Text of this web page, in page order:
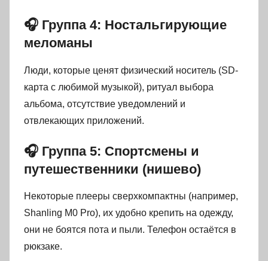
🎧 Группа 4: Ностальгирующие
меломаны
Люди, которые ценят физический носитель (SD-
карта с любимой музыкой), ритуал выбора
альбома, отсутствие уведомлений и
отвлекающих приложений.
🎧 Группа 5: Спортсмены и
путешественники (нишево)
Некоторые плееры сверхкомпактны (например,
Shanling M0 Pro), их удобно крепить на одежду,
они не боятся пота и пыли. Телефон остаётся в
рюкзаке.